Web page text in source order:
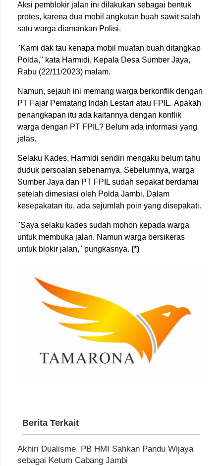
Aksi pemblokir jalan ini dilakukan sebagai bentuk
protes, karena dua mobil angkutan buah sawit salah
satu warga diamankan Polisi.
"Kami dak tau kenapa mobil muatan buah ditangkap
Polda," kata Harmidi, Kepala Desa Sumber Jaya,
Rabu (22/11/2023) malam.
Namun, sejauh ini memang warga berkonflik dengan
PT Fajar Pematang Indah Lestari atau FPIL. Apakah
penangkapan itu ada kaitannya dengan konflik
warga dengan PT FPIL? Belum ada informasi yang
jelas.
Selaku Kades, Harmidi sendiri mengaku belum tahu
duduk persoalan sebenarnya. Sebelumnya, warga
Sumber Jaya dan PT FPIL sudah sepakat berdamai
setelah dimesiasi oleh Polda Jambi. Dalam
kesepakatan itu, ada sejumlah poin yang disepakati.
"Saya selaku kades sudah mohon kepada warga
untuk membuka jalan. Namun warga bersikeras
untuk blokir jalan," pungkasnya. (*)
Berita Terkait
Akhiri Dualisme, PB HMI Sahkan Pandu Wijaya
sebagai Ketum Cabang Jambi